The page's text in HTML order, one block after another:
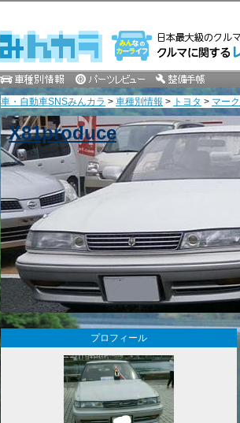
車・自動車SNSみんカラ > 車種別情報 > トヨタ > マークII
X81produce
プロフィール